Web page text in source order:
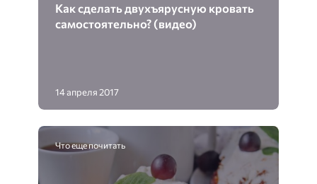
Как сделать двухъярусную кровать
самостоятельно? (видео)
14 апреля 2017
Что еще почитать